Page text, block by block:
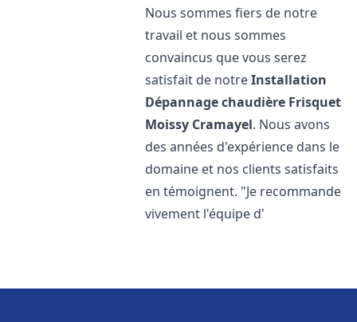
Nous sommes fiers de notre
travail et nous sommes
convaincus que vous serez
satisfait de notreInstallation
Dépannage chaudière Frisquet
Moissy Cramayel. Nous avons
des années d'expérience dans le
domaine et nos clients satisfaits
en témoignent. "Je recommande
vivement l'équipe d'